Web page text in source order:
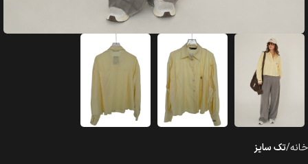
خانه تک سایز